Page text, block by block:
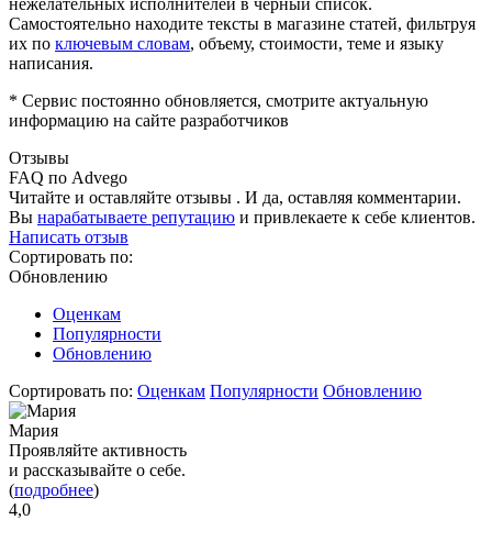
нежелательных исполнителей в черный список.
Самостоятельно находите тексты в магазине статей, фильтруя
их по ключевым словам, объему, стоимости, теме и языку
написания.
* Сервис постоянно обновляется, смотрите актуальную
информацию на сайте разработчиков
Отзывы
FAQ по Advego
Читайте и оставляйте отзывы . И да, оставляя комментарии.
Вы нарабатываете репутацию и привлекаете к себе клиентов.
Написать отзыв
Сортировать по:
Обновлению
Оценкам
Популярности
Обновлению
Сортировать по: Оценкам Популярности Обновлению
Мария
Проявляйте активность
и рассказывайте о себе.
(подробнее)
4,0